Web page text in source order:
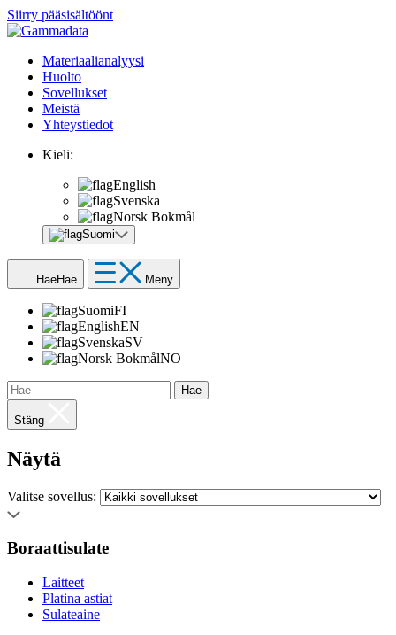
Siirry pääsisältöönt
Materiaalianalyysi
Huolto
Sovellukset
Meistä
Yhteystiedot
Kieli:
English
Svenska
Norsk Bokmål
Suomi
HaeHae Meny
SuomiFI
EnglishEN
SvenskaSV
Norsk BokmålNO
Hae
Stäng
Näytä
Valitse sovellus:
Boraattisulate
Laitteet
Platina astiat
Sulateaine